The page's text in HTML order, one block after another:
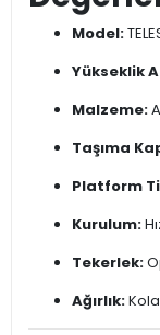
Model:
Yükseklik
Malzeme:
Taşıma
Platform
Kurulum:
Tekerlek:
Ağırlık: